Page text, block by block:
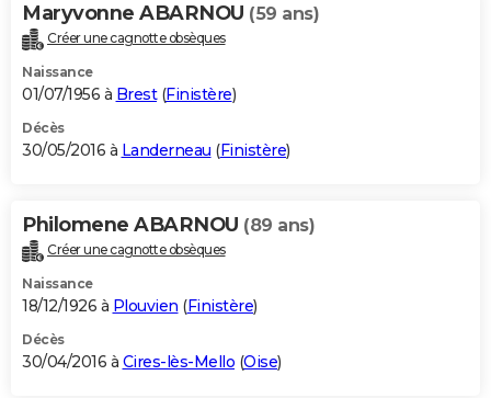
Maryvonne ABARNOU (59 ans)
Créer une cagnotte obsèques
Naissance
01/07/1956 à Brest(Finistère)
Décès
30/05/2016 à Landerneau (Finistère)
Philomene ABARNOU (89 ans)
Créer une cagnotte obsèques
Naissance
18/12/1926 à Plouvien (Finistère)
Décès
30/04/2016 à Cires-lès-Mello (Oise)